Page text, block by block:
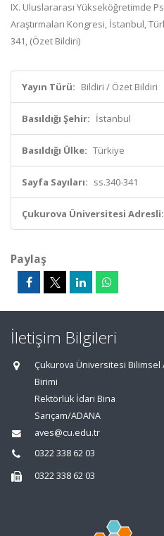
IX. Uluslararası Yükseköğretimde
Araştırmaları Kongresi, İstanbul,
341, (Özet Bildiri)
Yayın Türü: Bildiri / Özet Bildiri
Basıldığı Şehir: İstanbul
Basıldığı Ülke: Türkiye
Sayfa Sayıları: ss.340-341
Çukurova Üniversitesi Adresli:
Paylaş
İletişim Bilgileri
Çukurova Üniversitesi
Birimi
Rektörlük İdari Bina
Sarıçam/ADANA
aves@cu.edu.tr
0322 338 62 03
0322 338 62 03